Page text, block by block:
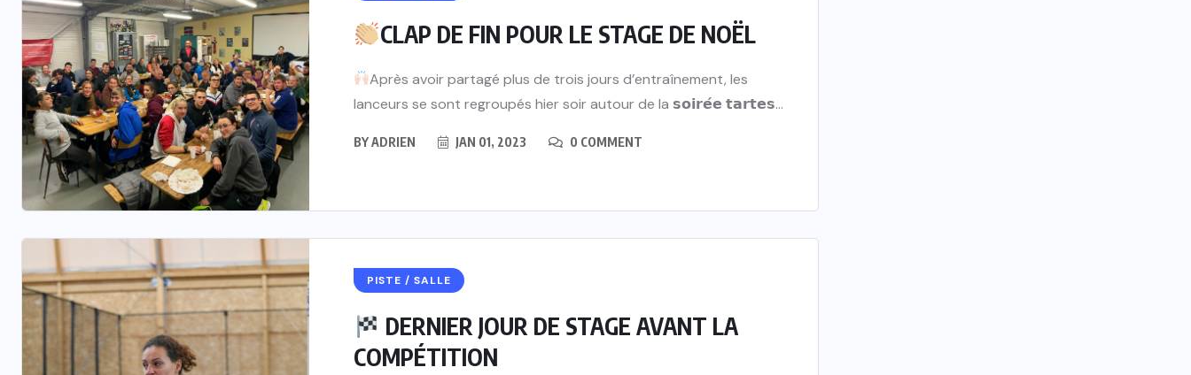
CLAP DE FIN POUR LE STAGE DE NOËL
Après avoir partagé plus de trois jours d’entraînement, les
lanceurs se sont regroupés hier soir autour de la 𝘀𝗼𝗶𝗿𝗲́𝗲 𝘁𝗮𝗿𝘁𝗲𝘀...
BYADRIEN JAN 01, 2023 0 COMMENT
PISTE / SALLE
DERNIER JOUR DE STAGE AVANT LA
COMPÉTITION